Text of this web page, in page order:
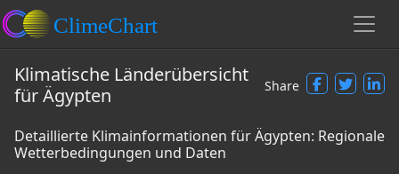
Klimatische Länderübersicht
für Ägypten
Share
Detaillierte Klimainformationen für Ägypten: Regionale
Wetterbedingungen und Daten